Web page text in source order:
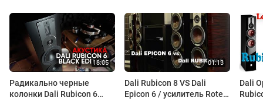
Радикально черные
колонки Dali Rubicon 6
Dali Rubicon 8 VS Dali
Epicon 6 / усилитель Rotel
Dali